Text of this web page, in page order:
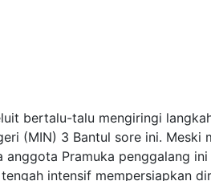
bertalu-talu mengiringi
(MIN) 3 Bantul sore ini. Meski
Pramuka penggalang
intensif mempersiapkan